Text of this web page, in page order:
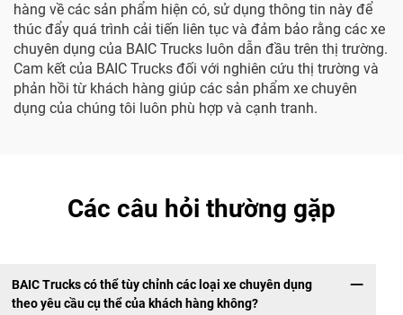
hàng về các sản phẩm hiện có, sử dụng thông tin này để
thúc đẩy quá trình cải tiến liên tục và đảm bảo rằng các xe
chuyên dụng của BAIC Trucks luôn dẫn đầu trên thị trường.
Cam kết của BAIC Trucks đối với nghiên cứu thị trường và
phản hồi từ khách hàng giúp các sản phẩm xe chuyên
dụng của chúng tôi luôn phù hợp và cạnh tranh.
Các câu hỏi thường gặp
BAIC Trucks có thể tùy chỉnh các loại xe chuyên dụng
theo yêu cầu cụ thể của khách hàng không?